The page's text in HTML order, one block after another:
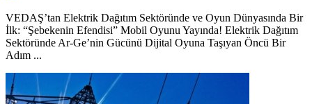
VEDAŞ’tan Elektrik Dağıtım Sektöründe ve Oyun Dünyasında Bir
İlk: “Şebekenin Efendisi” Mobil Oyunu Yayında! Elektrik Dağıtım
Sektöründe Ar-Ge’nin Gücünü Dijital Oyuna Taşıyan Öncü Bir
Adım ...